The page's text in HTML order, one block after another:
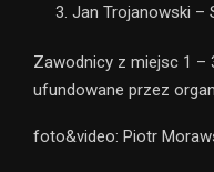
Jan Trojanowski –
Zawodnicy z miejsc 1 –
ufundowane przez
foto&video: Piotr